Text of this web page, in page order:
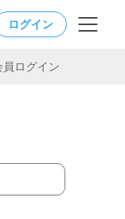
ログイン
員ログイン